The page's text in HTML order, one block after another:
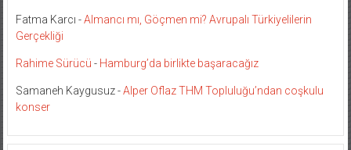
Fatma Karcı -Almancı mı, Göçmen mi? Avrupalı Türkiyelilerin
Gerçekliği
Rahime Sürücü - Hamburg’da birlikte başaracağız
Samaneh Kaygusuz-Alper Oflaz THM Topluluğu’ndan coşkulu
konser